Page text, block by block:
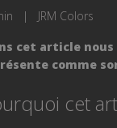
| JRM Colors
cet article
comme
cet